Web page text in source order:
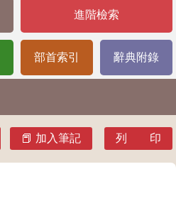
進階檢索
部首索引 辭典附錄
加入筆記 列 印